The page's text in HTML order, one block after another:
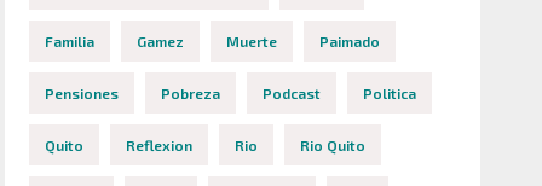
Familia Gamez Muerte Paimado
Pensiones Pobreza Podcast Politica
Quito Reflexion Rio Rio Quito